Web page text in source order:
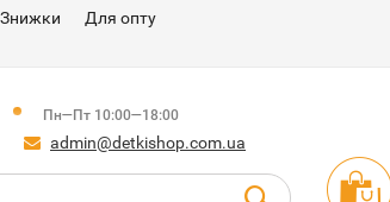
Знижки
Для опту
Пн—Пт 10:00—18:00
admin@detkishop.com.ua